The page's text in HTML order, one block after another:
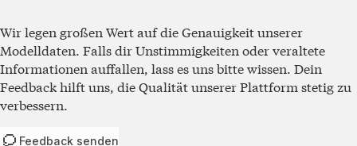
Modell Score
GPT-5.2
100 %
GPT-5.2
Pro
100 %
ist
Wir legen großen Wert auf die Genauigkeit unserer
Modelldaten. Falls dir Unstimmigkeiten oder veraltete
Informationen auffallen, lass es uns bitte wissen. Dein
Feedback hilft uns, die Qualität unserer Plattform stetig zu
verbessern.
Feedback senden